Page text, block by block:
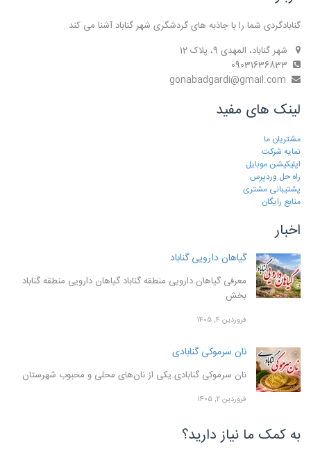
گنابادگردی شما را با جاذبه های گردشگری شهر گناباد آشنا می کند .
شهر گناباد، المهدی 9، پلاک 12
لینک های مفید
مشتریان ما
نمایه شرکت
اپلیکیشن موبایل
راه حل وردپرس
پشتیبانی مشتری
منابع رایگان
اخبار
گیاهان دارویی گناباد
معرفی گیاهان دارویی منطقه گناباد گیاهان دارویی منطقه گناباد
بخش
فروردین ۴, ۱۴۰۵
نان سرموکی گنابادی
نان سرموکی گنابادی یکی از نان‌های محلی و محبوب شهرستان
فروردین ۲, ۱۴۰۵
به کمک ما نیاز دارید؟